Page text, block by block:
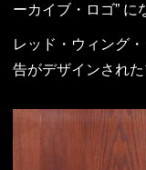
ーカイブ・ロゴ” に
レッド・ウィング
告がデザインされ